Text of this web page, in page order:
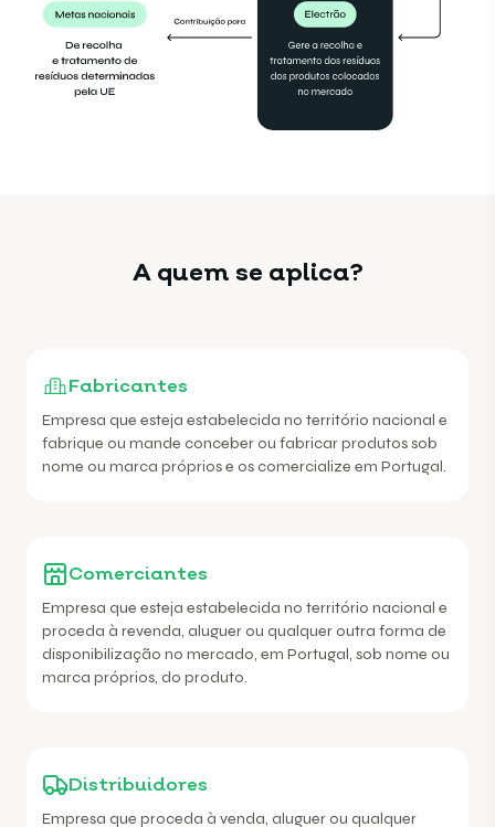
A quem se aplica?
Fabricantes
Empresa que esteja estabelecida no território nacional e
fabrique ou mande conceber ou fabricar produtos sob
nome ou marca próprios e os comercialize em Portugal.
Comerciantes
Empresa que esteja estabelecida no território nacional e
proceda à revenda, aluguer ou qualquer outra forma de
disponibilização no mercado, em Portugal, sob nome ou
marca próprios, do produto.
Distribuidores
Empresa que proceda à venda, aluguer ou qualquer